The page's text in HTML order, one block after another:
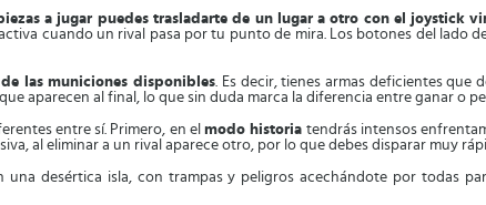
a jugar puedes trasladarte de un lugar a otro con el joystick
cuando un rival pasa por tu punto de mira. Los botones del lado
las municiones disponibles. Es decir, tienes armas deficientes que
aparecen al final, lo que sin duda marca la diferencia entre ganar o
entre sí. Primero, en elmodo historia tendrás intensos
al eliminar a un rival aparece otro, por lo que debes disparar muy
una desértica isla, con trampas y peligros acechándote por todas